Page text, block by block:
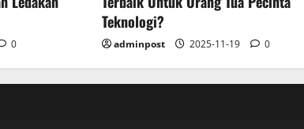
0
Teknologi?
adminpost 2025-11-19 0